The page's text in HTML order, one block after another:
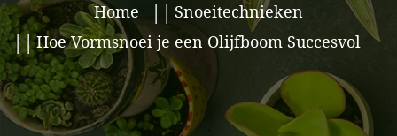
Home
Snoeitechnieken
Hoe Vormsnoei je een Olijfboom Succesvol